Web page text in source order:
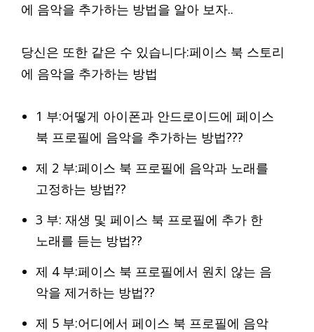
에 음악을 추가하는 방법을 알아 보자..
당신은 또한 같은 수 있습니다:페이스 북 스토리
에 음악을 추가하는 방법
1 부:어떻게 아이폰과 안드로이드에 페이스
북 프로필에 음악을 추가하는 방법???
제 2 부:페이스 북 프로필에 음악과 노래를
고정하는 방법??
3 부: 재생 및 페이스 북 프로필에 추가 한
노래를 듣는 방법??
제 4 부:페이스 북 프로필에서 원치 않는 음
악을 제거하는 방법??
제 5 부:어디에서 페이스 북 프로필에 음악